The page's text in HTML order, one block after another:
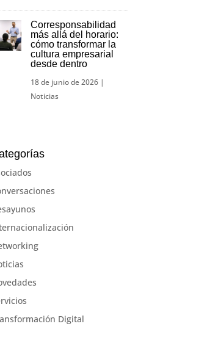
Corresponsabilidad
más allá del horario:
cómo transformar la
cultura empresarial
desde dentro
18 de junio de 2026 |
Noticias
Digital